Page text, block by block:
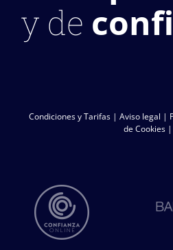
y de
Condiciones y Tarifas |Aviso legal |
de Cookies